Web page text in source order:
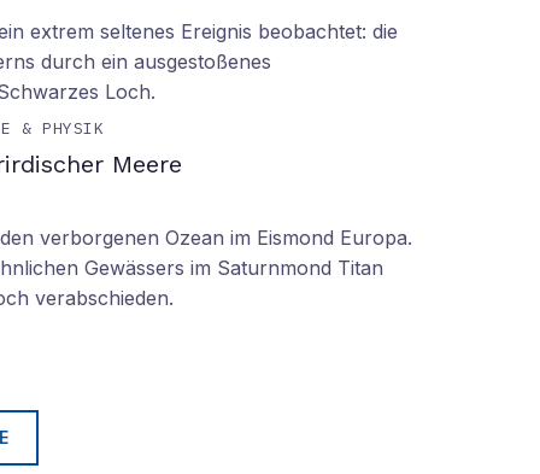
extrem seltenes Ereignis beobachtet: die
durch ein ausgestoßenes
Loch.
& PHYSIK
Meere
verborgenen Ozean im Eismond Europa.
Gewässers im Saturnmond Titan
verabschieden.